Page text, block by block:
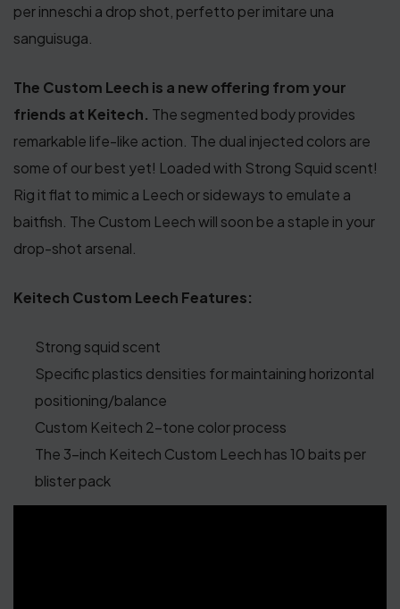
per inneschi a drop shot, perfetto per imitare una
sanguisuga.
The Custom Leech is a new offering from your
friends at Keitech. The segmented body provides
remarkable life-like action. The dual injected colors are
some of our best yet! Loaded with Strong Squid scent!
Rig it flat to mimic a Leech or sideways to emulate a
baitfish. The Custom Leech will soon be a staple in your
drop-shot arsenal.
Keitech Custom Leech Features:
Strong squid scent
Specific plastics densities for maintaining horizontal
positioning/balance
Custom Keitech 2-tone color process
The 3-inch Keitech Custom Leech has 10 baits per
blister pack